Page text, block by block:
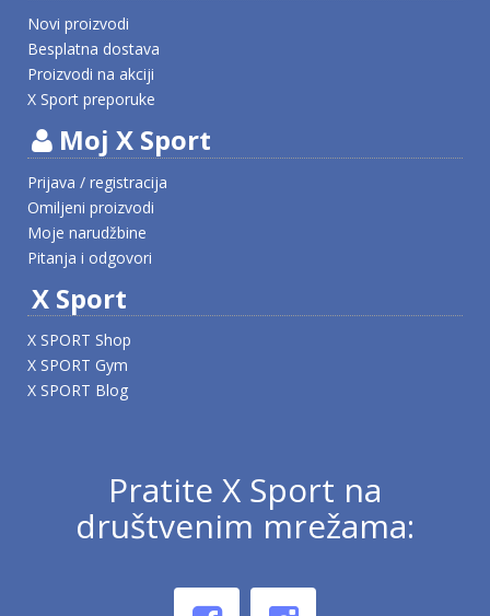
Novi proizvodi
Besplatna dostava
Proizvodi na akciji
X Sport preporuke
Moj X Sport
Prijava / registracija
Omiljeni proizvodi
Moje narudžbine
Pitanja i odgovori
X Sport
X SPORT Shop
X SPORT Gym
X SPORT Blog
Pratite X Sport na
društvenim mrežama: